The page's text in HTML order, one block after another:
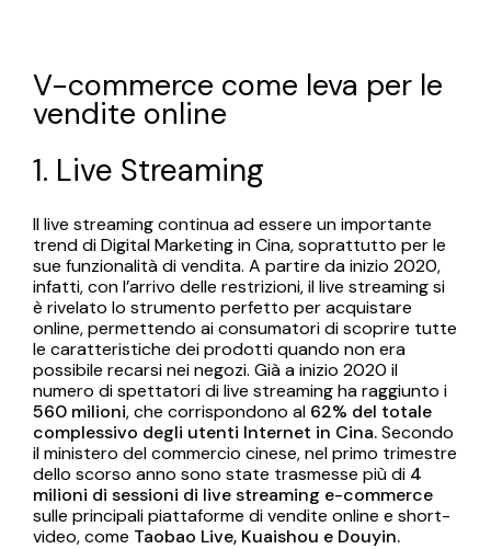
V-commerce come leva per le
vendite online
1. Live Streaming
Il live streaming continua ad essere un importante
trend di Digital Marketing in Cina, soprattutto per le
sue funzionalità di vendita. A partire da inizio 2020,
infatti, con l’arrivo delle restrizioni, il live streaming si
è rivelato lo strumento perfetto per acquistare
online, permettendo ai consumatori di scoprire tutte
le caratteristiche dei prodotti quando non era
possibile recarsi nei negozi. Già a inizio 2020 il
numero di spettatori di live streaming ha raggiunto i
560 milioni, che corrispondono al 62% del totale
complessivo degli utenti Internet in Cina.Secondo
il ministero del commercio cinese, nel primo trimestre
dello scorso anno sono state trasmesse più di 4
milioni di sessioni di live streaming e-commerce
sulle principali piattaforme di vendite online e short-
video, come Taobao Live, Kuaishou e Douyin.